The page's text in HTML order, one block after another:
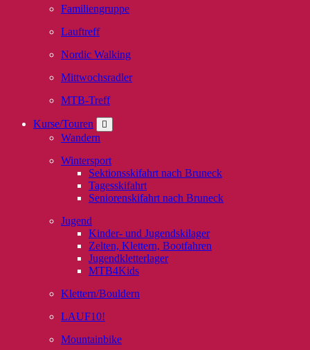
Familiengruppe
Lauftreff
Nordic Walking
Mittwochsradler
MTB-Treff
Kurse/Touren
Wandern
Wintersport
Sektionsskifahrt nach Bruneck
Tagesskifahrt
Seniorenskifahrt nach Bruneck
Jugend
Kinder- und Jugendskilager
Zelten, Klettern, Bootfahren
Jugendkletterlager
MTB4Kids
Klettern/Bouldern
LAUF10!
Mountainbike